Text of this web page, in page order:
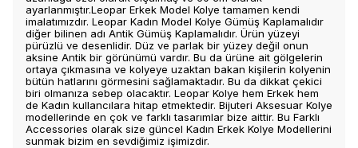
ayarlanmıştır.Leopar Erkek Model Kolye tamamen kendi
imalatımızdır. Leopar Kadın Model Kolye Gümüş Kaplamalıdır
diğer bilinen adı Antik Gümüş Kaplamalıdır. Ürün yüzeyi
pürüzlü ve desenlidir. Düz ve parlak bir yüzey değil onun
aksine Antik bir görünümü vardır. Bu da ürüne ait gölgelerin
ortaya çıkmasına ve kolyeye uzaktan bakan kişilerin kolyenin
bütün hatlarını görmesini sağlamaktadır. Bu da dikkat çekici
biri olmanıza sebep olacaktır. Leopar Kolye hem Erkek hem
de Kadın kullancılara hitap etmektedir. Bijuteri Aksesuar Kolye
modellerinde en çok ve farklı tasarımlar bize aittir. Bu Farklı
Accessories olarak size güncel Kadın Erkek Kolye Modellerini
sunmak bizim en sevdiğimiz işimizdir.